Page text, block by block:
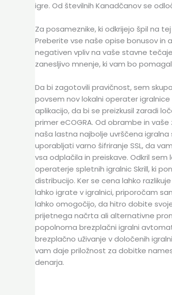
igre. Od številnih Kanadčanov se
Za posameznike, ki odkrijejo špil na
Preberite vse naše opise bonusov in
negativen vpliv na vaše stavne
zanesljivo mnenje, ki vam bo
Da bi zagotovili pravičnost, sem
povsem nov lokalni operater igralnice
aplikacijo, da bi se preizkusil zaradi
primer eCOGRA. Od obrambe in
naša lastna najbolje uvrščena igralna
uporabljati varno šifriranje SSL, da
vsa odplačila in preiskave. Odkril sem
operaterje spletnih igralnic Skrill, ki
distribucijo. Ker se cena lahko
lahko igrate v igralnici, priporočam
lahko omogočijo, da hitro dobite
prijetnega načrta ali alternativne
popolnoma brezplačni igralni
brezplačno uživanje v določenih
vam daje priložnost za dobitke
denarja.